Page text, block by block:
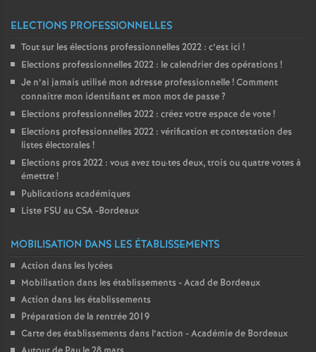
ELECTIONS PROFESSIONNELLES
Tout sur les élections professionnelles 2022 : c’est ici !
Elections professionnelles 2022 : le calendrier des opérations !
Je n’ai jamais utilisé mon adresse professionnelle! Comment
connaître mon identifiant et mon mot de passe?
Elections professionnelles 2022 : créez votre espace de vote!
Elections professionnelles 2022 : vérification et contestation des
listes électorales !
Elections pros 2022 : vous avez tou·tes deux, trois ou quatre votes à
émettre!
Publications académiques
Liste FSU au CSA -Bordeaux
MOBILISATION DANS LES ÉTABLISSEMENTS
Action dans les lycées
Mobilisation dans les établissements - Acad de Bordeaux
Action dans les établissements
Préparation de la rentrée 2019
Carte des établissements dans l’action - Académie de Bordeaux